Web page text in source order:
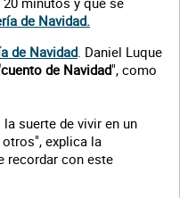
de Navidad.
de Navidad. Daniel Luque
de Navidad", como
suerte de vivir en un
explica la
recordar con este